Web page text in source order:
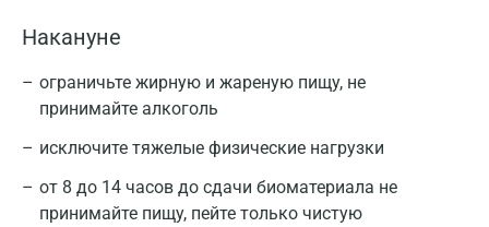
Накануне
ограничьте жирную и жареную пищу, не
принимайте алкоголь
исключите тяжелые физические нагрузки
от 8 до 14 часов до сдачи биоматериала не
принимайте пищу, пейте только чистую